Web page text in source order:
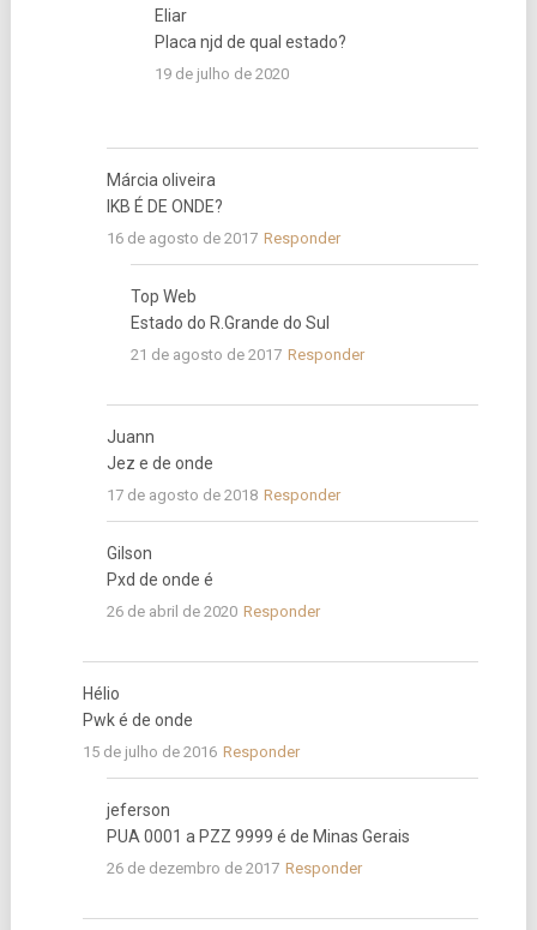
Eliar
Placa njd de qual estado?
19 de julho de 2020
Márcia oliveira
IKB É DE ONDE?
16 de agosto de 2017 Responder
Top Web
Estado do R.Grande do Sul
21 de agosto de 2017 Responder
Juann
Jez e de onde
17 de agosto de 2018 Responder
Gilson
Pxd de onde é
26 de abril de 2020 Responder
Hélio
Pwk é de onde
15 de julho de 2016 Responder
jeferson
PUA 0001 a PZZ 9999 é de Minas Gerais
26 de dezembro de 2017 Responder